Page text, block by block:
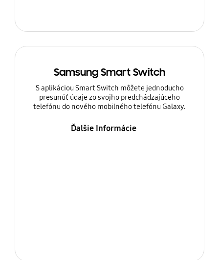
Samsung Smart Switch
S aplikáciou Smart Switch môžete jednoducho
presunúť údaje zo svojho predchádzajúceho
telefónu do nového mobilného telefónu Galaxy.
Ďalšie Informácie